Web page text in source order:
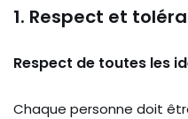
1. Respect et
Respect de toutes les
Chaque personne doit